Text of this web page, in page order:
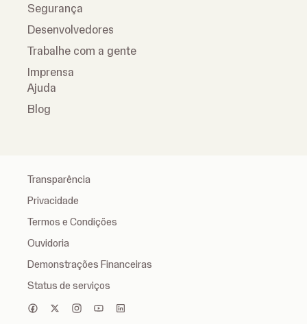
Segurança
Desenvolvedores
Trabalhe com a gente
Imprensa
Ajuda
Blog
Transparência
Privacidade
Termos e Condições
Ouvidoria
Demonstrações Financeiras
Status de serviços